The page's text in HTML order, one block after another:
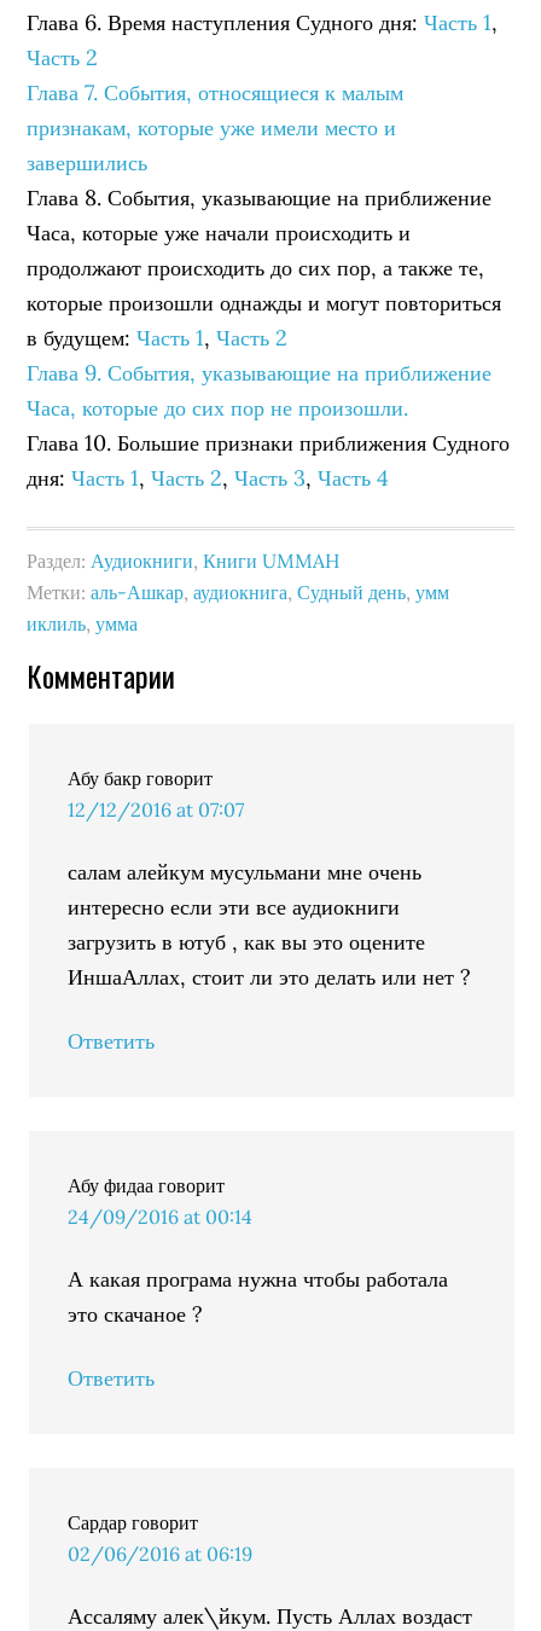
Глава 6. Время наступления Судного дня:Часть 1,
Часть 2
Глава 7. События, относящиеся к малым
признакам, которые уже имели место и
завершились
Глава 8. События, указывающие на приближение
Часа, которые уже начали происходить и
продолжают происходить до сих пор, а также те,
которые произошли однажды и могут повториться
в будущем:Часть 1,Часть 2
Глава 9. События, указывающие на приближение
Часа, которые до сих пор не произошли.
Глава 10. Большие признаки приближения Судного
дня:Часть 1,Часть 2,Часть 3,Часть 4
Раздел:Аудиокниги,Книги UMMAH
Метки:аль-Ашкар,аудиокнига,Судный день,умм
иклиль,умма
Комментарии
Абу бакр говорит
12/12/2016 at 07:07
салам алейкум мусульмани мне очень
интересно если эти все аудиокниги
загрузить в ютуб , как вы это оцените
ИншаАллах, стоит ли это делать или нет ?
Ответить
Абу фидаа говорит
24/09/2016 at 00:14
А какая програма нужна чтобы работала
это скачаное ?
Ответить
Сардар говорит
02/06/2016 at 06:19
Ассаляму алек\йкум. Пусть Аллах воздаст